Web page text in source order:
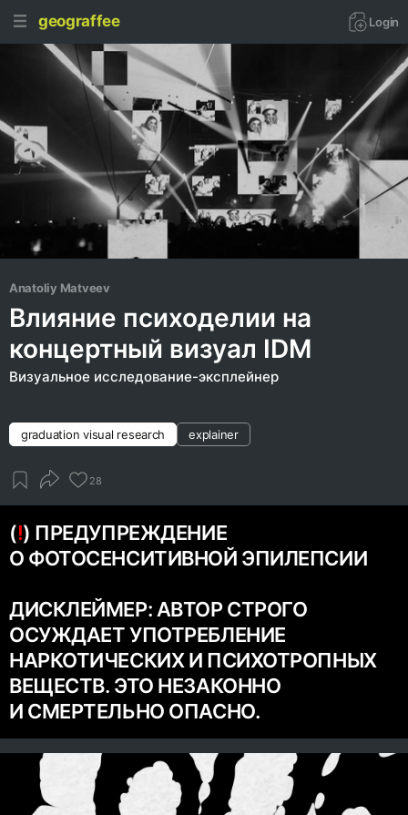
geograffee Login
Anatoliy Matveev
Влияние психоделии на
концертный визуал IDM
Визуальное исследование-эксплейнер
graduation visual research explainer
28
(!) ПРЕДУПРЕЖДЕНИЕ
О ФОТОСЕНСИТИВНОЙ ЭПИЛЕПСИИ
ДИСКЛЕЙМЕР: АВТОР СТРОГО
ОСУЖДАЕТ УПОТРЕБЛЕНИЕ
НАРКОТИЧЕСКИХ И ПСИХОТРОПНЫХ
ВЕЩЕСТВ. ЭТО НЕЗАКОННО
И СМЕРТЕЛЬНО ОПАСНО.